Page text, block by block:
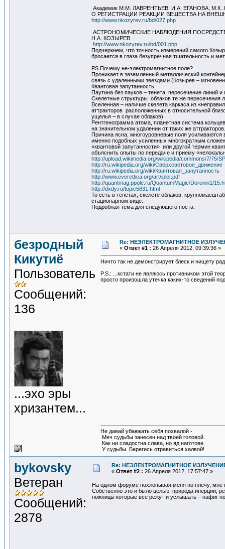
Академик М.М. ЛАВРЕНТЬЕВ, И.А. ЕГАНОВА,
О РЕГИСТРАЦИИ РЕАКЦИИ ВЕЩЕСТВА НА
http://www.nkozyrev.ru/bd/027.php
АСТРОНОМИЧЕСКИЕ НАБЛЮДЕНИЯ
Н.А. КОЗЫРЕВ
http://www.nkozyrev.ru/bd/001.php
Подчеркнем, что точность измерений самого
бросается в глаза безупречная тщательность и
PS Почему не-электромагнитное поле?
Проникает в заземленный металлический
связь с удаленными звездами (Козырев –
Квантовая запутанность.
Паутина без пауков – тенета, пересечение линий и
Скелетные структуры облаков те же пересечения
Вселенная – наличие скелета каркаса из
аттракторов расположенных в относительной
ущелья – в случае облаков).
Рентгенограмма атома, планетная система
на значительном удалении от таких же аттракторов.
Причина ясна, многоуровневые поля усиливаются
именно подобных усиленных многократным
«квантовой запутанности» или другой термин
объяснить опыты по передаче и приему
http://upload.wikimedia.org/wikipedia/commons/7/75/
http://ru.wikipedia.org/wiki/Сверхсветовое_движение
http://ru.wikipedia.org/wiki/Квантовая_запутанность
http://www.everettica.org/art/ipler.pdf
http://quantmag.ppole.ru/QuantumMagic/Doronin1/
http://dxdy.ru/topic5631.html
То есть в тенетах, скелете облаков,
стационарном виде.
Подробная тема для следующего поста.
безродный
Кикутиё
Пользователь
Сообщений:
136
...эхо эры
хризантем...
Re: НЕЭЛЕКТРОМАГНИТНОЕ
« Ответ #1 : 26 Апреля 2012, 09:39:36 »
Ничто так не демонстрирует блеск и нищету
P.S.: ...кстати не являюсь противником этой
просто произошла утечка каких-то сведений
Не давай убаюкать себя похвалой -
Меч судьбы занесен над твоей головой.
Как ни сладостна слава, но яд наготове
У судьбы. Берегись отравиться халвой!
bykovsky
Ветеран
Сообщений:
2878
Re: НЕЭЛЕКТРОМАГНИТНОЕ
« Ответ #2 : 26 Апреля 2012, 17:57:47 »
На одном форуме похлопывая меня по плечу, мне
Собственно это и было целью: природа инерции,
ножницы которые все режут и услышать – нафиг